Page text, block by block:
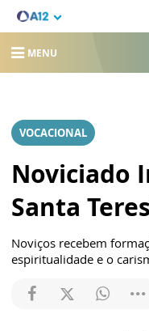
MENU
VOCACIONAL
Noviciado
Santa
Noviços recebem
espiritualidade e o